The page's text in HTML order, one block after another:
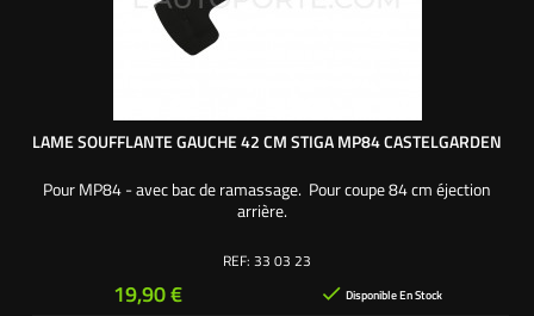
LAME SOUFFLANTE GAUCHE 42 CM STIGA MP84 CASTELGARDEN
Pour MP84 - avec bac de ramassage. Pour coupe 84 cm éjection
arrière.
REF: 33 03 23
Prix
19,90 €  Disponible En Stock